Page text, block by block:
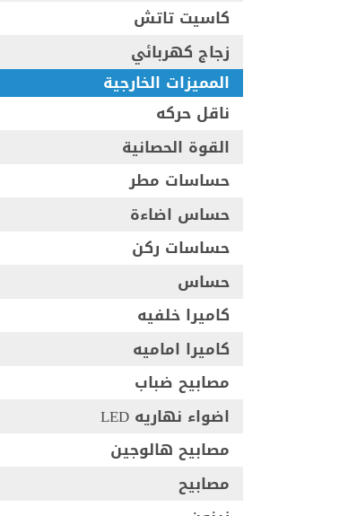
كاسيت تاتش
زجاج كهربائي
المميزات الخارجية
ناقل حركه
القوة الحصانية
حساسات مطر
حساس اضاءة
حساسات ركن
حساس
كاميرا خلفيه
كاميرا اماميه
مصابيح ضباب
اضواء نهاريه LED
مصابيح هالوجين
مصابيح